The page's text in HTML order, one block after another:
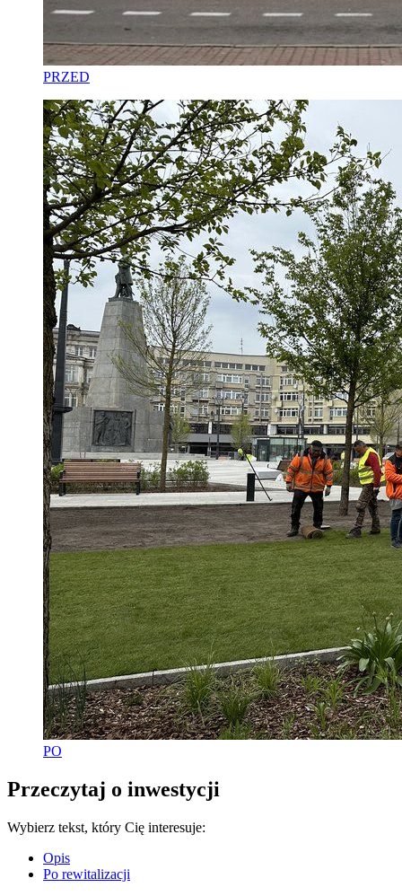
PRZED
PO
Przeczytaj o inwestycji
Wybierz tekst, który Cię interesuje:
Opis
Po rewitalizacji